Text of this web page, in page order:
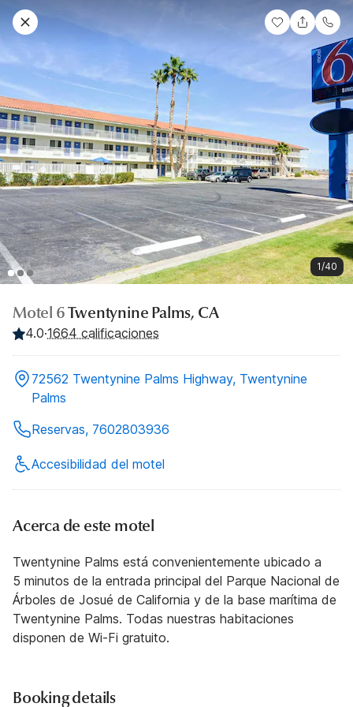
1/40
Motel 6Twentynine Palms, CA
4.0·1664 calificaciones
72562 Twentynine Palms Highway, Twentynine
Palms
Reservas, 7602803936
Accesibilidad del motel
Acerca de este motel
Twentynine Palms está convenientemente ubicado a
5 minutos de la entrada principal del Parque Nacional de
Árboles de Josué de California y de la base marítima de
Twentynine Palms. Todas nuestras habitaciones
disponen de Wi-Fi gratuito.
Booking details